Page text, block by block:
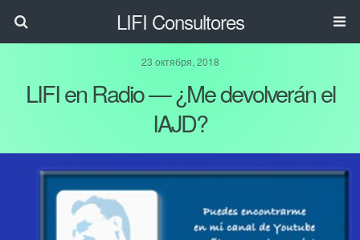
LIFI Consultores
23 октября, 2018
LIFI en Radio — ¿Me devolverán el
IAJD?